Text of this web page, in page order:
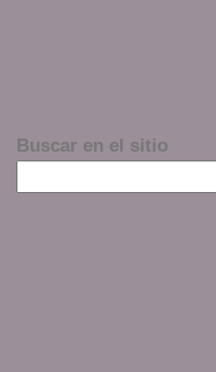
Buscar en el sitio